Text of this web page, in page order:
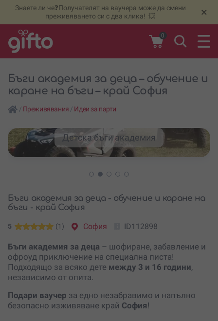
Знаете ли че❓Получателят на ваучера може да смени
преживяването си с два клика! 💥
×
0
Бъги академия за деца – обучение и
каране на бъги – край София
/ Преживявания / Идеи за парти
Детска бъги академия
Бъги академия за деца - обучение и каране на
бъги - край София
5 (1) София ID112898
Бъги академия за деца – шофиране, забавление и
офроуд приключение на специална писта!
Подходящо за всяко дете между 3 и 16 години,
независимо от опита.
Подари ваучер за едно незабравимо и напълно
безопасно изживяване край София!